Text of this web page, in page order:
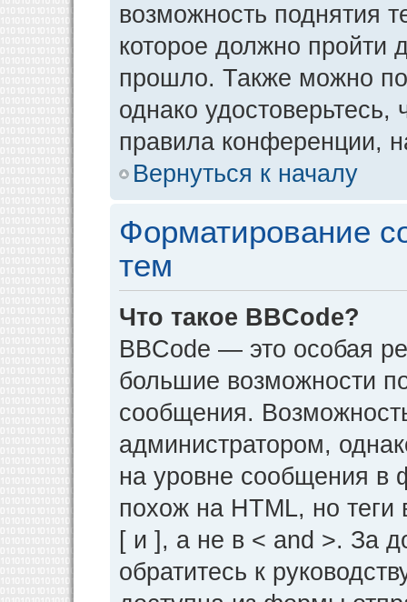
возможность поднятия
которое должно пройти
прошло. Также можно
однако
правила конференции,
Вернуться к началу
Форматирование
тем
Что такое BBCode?
BBCode — это особая
большие возможности
сообщения.
администратором,
на уровне сообщения в
похож на HTML, но теги
[ и ], а не в < and >. За
обратитесь к